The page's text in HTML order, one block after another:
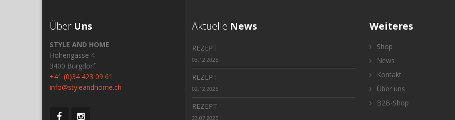
Über Uns
STYLE AND HOME
Hohengasse 4
3400 Burgdorf
+41 (0)34 423 09 61
info@styleandhome.ch
Aktuelle News
REZEPT
03.12.2025
REZEPT
02.12.2025
REZEPT
23.07.2025
Weiteres
Shop
News
Kontakt
Über uns
B2B-Shop